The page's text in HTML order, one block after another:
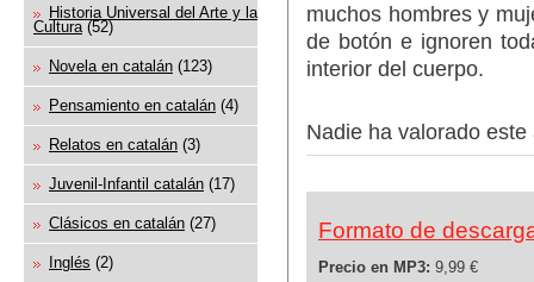
Historia Universal del Arte y la
Cultura(52)
Novela en catalán (123)
Pensamiento en catalán (4)
Relatos en catalán (3)
Juvenil-Infantil catalán (17)
Clásicos en catalán (27)
Inglés (2)
muchos hombres y
de botón e ignoren
interior del cuerpo.
Nadie ha valorado
Formato de
Precio en MP3: 9,99 €